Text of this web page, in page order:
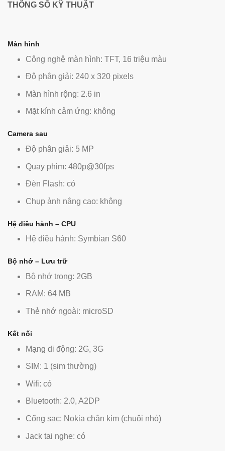
THÔNG SỐ KỸ THUẬT
Màn hình
Công nghệ màn hình: TFT, 16 triệu màu
Độ phân giải: 240 x 320 pixels
Màn hình rộng: 2.6 in
Mặt kính cảm ứng: không
Camera sau
Độ phân giải: 5 MP
Quay phim: 480p@30fps
Đèn Flash: có
Chụp ảnh nâng cao: không
Hệ điều hành – CPU
Hệ điều hành: Symbian S60
Bộ nhớ – Lưu trữ
Bộ nhớ trong: 2GB
RAM: 64 MB
Thẻ nhớ ngoài: microSD
Kết nối
Mạng di động: 2G, 3G
SIM: 1 (sim thường)
Wifi: có
Bluetooth: 2.0, A2DP
Cổng sạc: Nokia chân kim (chuôi nhỏ)
Jack tai nghe: có